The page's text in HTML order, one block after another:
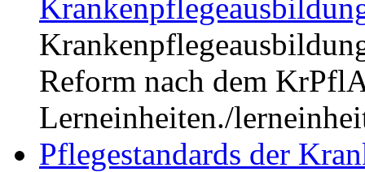
Reform nach dem
Lerneinheiten./
Pflegestandards der